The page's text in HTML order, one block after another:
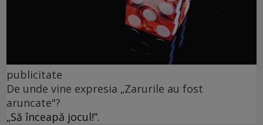
publicitate
De unde vine expresia „Zarurile au fost
aruncate"?
„Să înceapă jocul!”.